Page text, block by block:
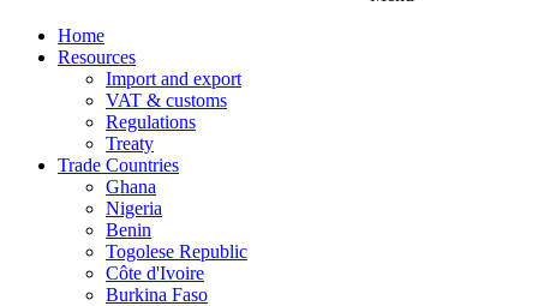
Home
Resources
Import and export
VAT & customs
Regulations
Treaty
Trade Countries
Ghana
Nigeria
Benin
Togolese Republic
Côte d'Ivoire
Burkina Faso